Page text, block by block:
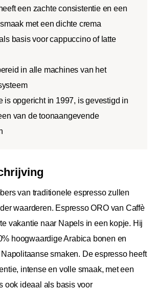
een zachte consistentie en een
met een dichte crema
basis voor cappuccino of latte
in alle machines van het
is opgericht in 1997, is gevestigd in
van de toonaangevende
van traditionele espresso zullen
waarderen. Espresso ORO van Caffè
vakantie naar Napels in een kopje. Hij
hoogwaardige Arabica bonen en
smaken. De espresso heeft
intense en volle smaak, met een
ook ideaal als basis voor